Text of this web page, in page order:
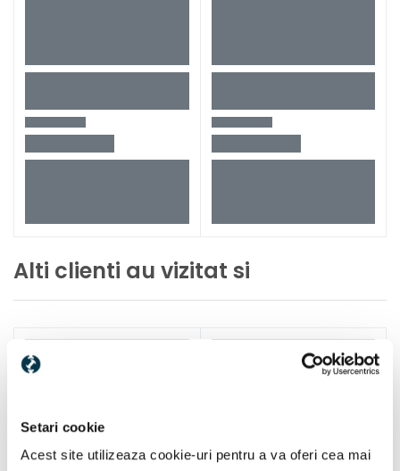
Setari cookie
Acest site utilizeaza cookie-uri pentru a va oferi cea mai
Alti clienti au vizitat si